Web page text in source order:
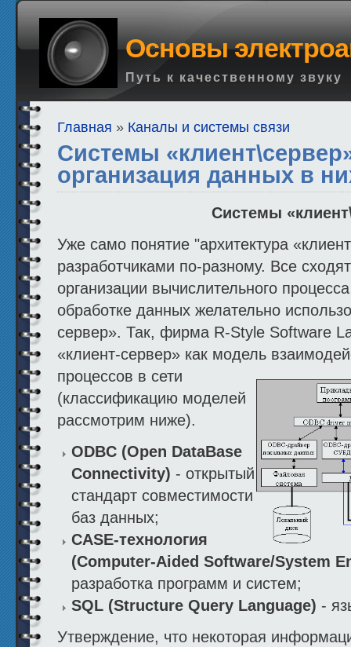
Основы
Путь к качественному звуку
Главная » Каналы и системы связи
Cистемы
организация данных в
Cистемы
Уже само понятие "архитектура
разработчиками по-разному. Все
организации вычислительного
обработке данных желательно
сервер». Так, фирма R-Style Software
«клиент-сервер» как модель
процессов в сети
(классификацию моделей
рассмотрим ниже).
ODBC (Open DataBase
Connectivity) - открытый
стандарт совместимости
баз данных;
CASE-технология
(Computer-Aided Software/System
разработка программ и систем;
SQL (Structure Query Language) -
Утверждение, что некоторая